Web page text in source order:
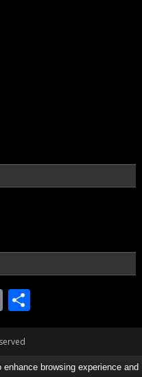
Email
browsing experience and